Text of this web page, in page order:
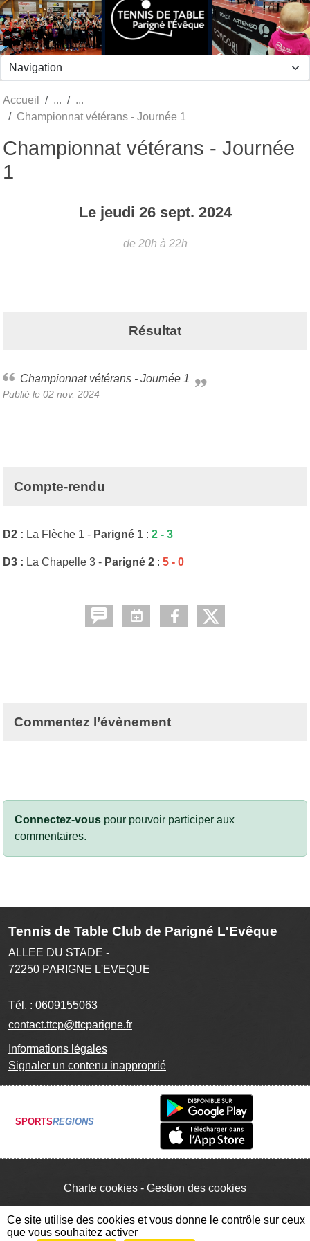
Accueil
Championnat vétérans - Journée 1
Championnat vétérans - Journée
1
Le jeudi 26 sept. 2024
de 20h à 22h
Résultat
Championnat vétérans - Journée 1
Publié le 02 nov. 2024
Compte-rendu
D2 : La Flèche 1 - Parigné 1 : 2 - 3
D3 : La Chapelle 3 - Parigné 2 : 5 - 0
Commentez l’évènement
Connectez-vous pour pouvoir participer aux
commentaires.
Tennis de Table Club de Parigné L'Evêque
ALLEE DU STADE -
72250 PARIGNE L'EVEQUE
Tél. : 0609155063
contact.ttcp@ttcparigne.fr
Informations légales
Signaler un contenu inapproprié
SPORTSREGIONS
Charte cookies Gestion des cookies
Panneau de gestion des cookies
Ce site utilise des cookies et vous donne le contrôle sur ceux
que vous souhaitez activer